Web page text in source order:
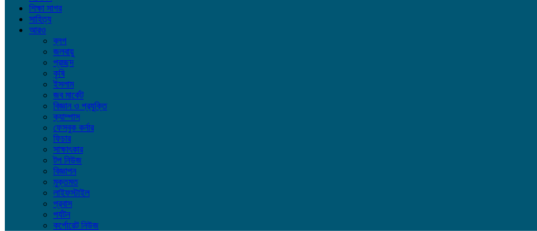
শিক্ষা সাগর
সাহিত্য
আরও
ব্লগ
জলবায়ু
প্রচ্ছদ
কৃষি
ইসলাম
জব মার্কেট
বিজ্ঞান ও প্রযুক্তি
ক্যাম্পাস
ফেসবুক কর্নার
ফিচার
সাক্ষাৎকার
টপ নিউজ
বিজ্ঞাপন
মুক্তমত
লাইফস্টাইল
প্রবাস
পর্যটন
কর্পোরেট নিউজ